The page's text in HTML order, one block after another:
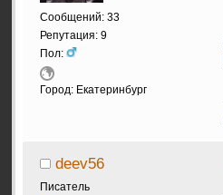
Сообщений: 33
Репутация: 9
Пол:
Город: Екатеринбург
deev56
Писатель